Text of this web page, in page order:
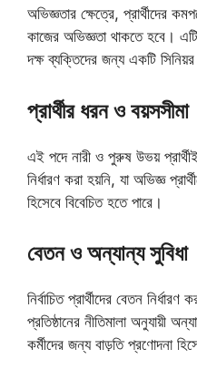
অভিজ্ঞতার ক্ষেত্রে, প্রার্থীদের
কাজের অভিজ্ঞতা থাকতে হবে।
দক্ষ ব্যক্তিদের জন্য একটি সিনিয়র
প্রার্থীর ধরন ও বয়সসীমা
এই পদে নারী ও পুরুষ উভয়
নির্ধারণ করা হয়নি, যা অভিজ্ঞ
হিসেবে বিবেচিত হতে পারে।
বেতন ও অন্যান্য সুবিধা
নির্বাচিত প্রার্থীদের বেতন
প্রতিষ্ঠানের নীতিমালা অনুযায়ী
কর্মীদের জন্য বাড়তি প্রণোদনা